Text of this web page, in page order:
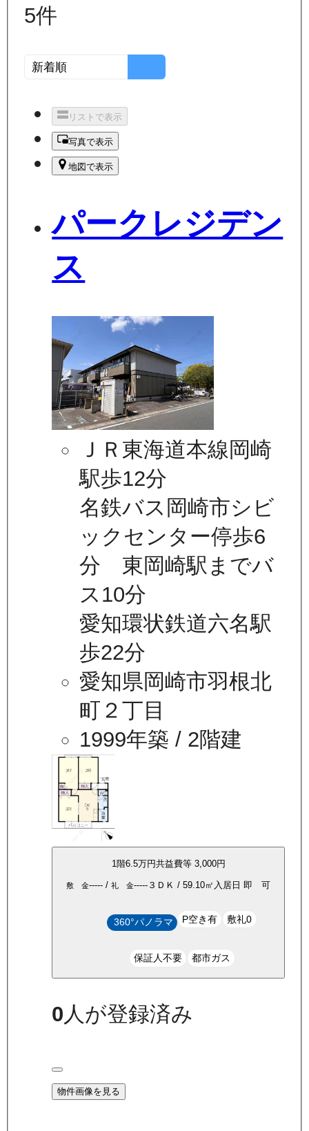
5件
リストで表示
写真で表示
地図で表示
パークレジデン
ス
ＪＲ東海道本線岡崎
駅歩12分
名鉄バス岡崎市シビ
ックセンター停歩6
分 東岡崎駅までバ
ス10分
愛知環状鉄道六名駅
歩22分
愛知県岡崎市羽根北
町２丁目
1999年築 / 2階建
1 階6.5万円共益費等 3,000円
敷 金----- / 礼 金----- ３ＤＫ / 59.10㎡ 入居日 即 可
360°パノラマ P空き有 敷礼0
保証人不要 都市ガス
0人が登録済み
物件画像を見る